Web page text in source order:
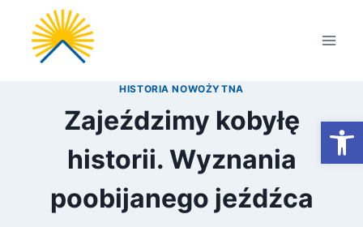
Przejdź
treści
HISTORIA NOWOŻYTNA
Zajeździmy kobyłę
historii. Wyznania
poobijanego jeźdźca